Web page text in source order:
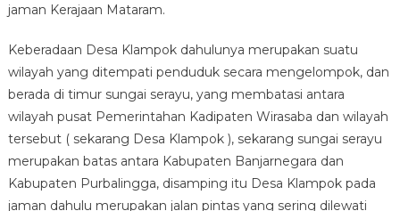
jaman Kerajaan Mataram.
Keberadaan Desa Klampok dahulunya merupakan suatu
wilayah yang ditempati penduduk secara mengelompok, dan
berada di timur sungai serayu, yang membatasi antara
wilayah pusat Pemerintahan Kadipaten Wirasaba dan wilayah
tersebut ( sekarang Desa Klampok ), sekarang sungai serayu
merupakan batas antara Kabupaten Banjarnegara dan
Kabupaten Purbalingga, disamping itu Desa Klampok pada
jaman dahulu merupakan jalan pintas yang sering dilewati